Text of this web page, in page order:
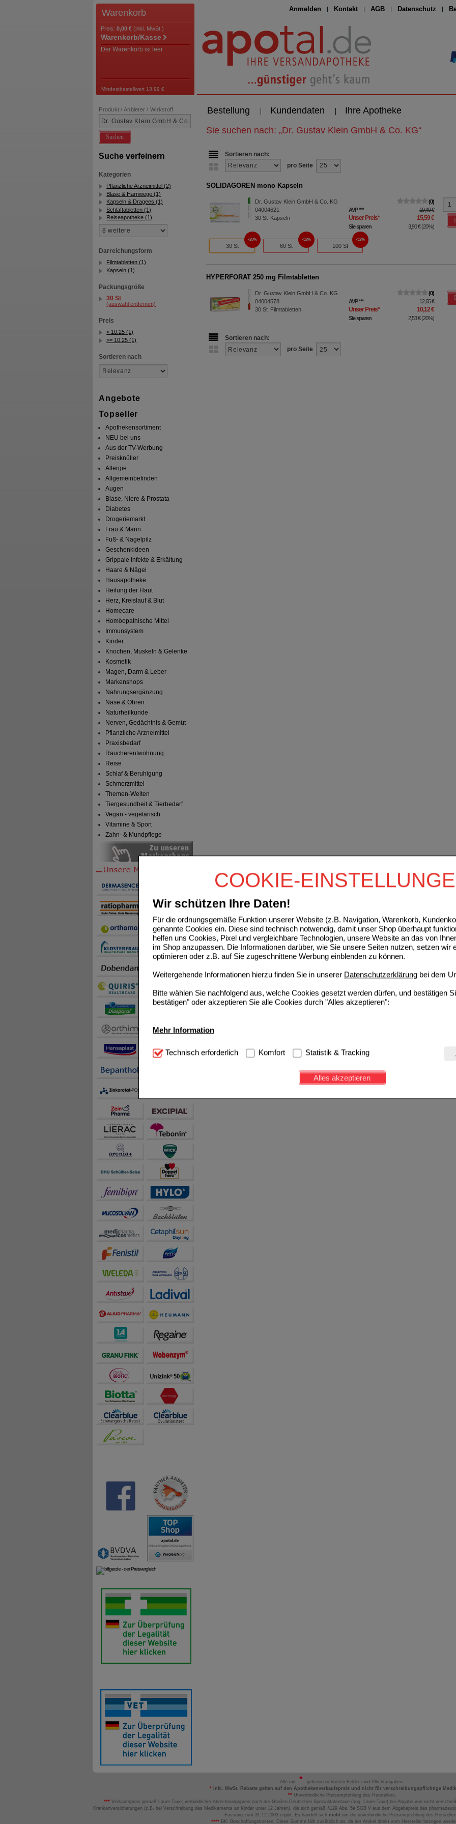
COOKIE-
Wir schützen Ihre Daten!
Für die ordnungsgemäße Funktion unserer Website (z.B. Navigation, Warenkorb,
genannte Cookies ein. Diese sind technisch notwendig, damit unser Shop überhaupt
helfen uns Cookies, Pixel und vergleichbare Technologien, unsere Website an das von
im Shop anzupassen. Die Informationen darüber, wie Sie unsere Seiten nutzen, setzen wir
optimieren oder z.B. auf Sie zugeschnittene Werbung einblenden zu können.
Weitergehende Informationen hierzu finden Sie in unserer Datenschutzerklärung bei dem
Bitte wählen Sie nachfolgend aus, welche Cookies gesetzt werden dürfen, und bestätigen
bestätigen" oder akzeptieren Sie alle Cookies durch "Alles akzeptieren":
Mehr Information
Technisch Notwendig: Hierbei handelt es sich um Cookies, die für die Grundfunktionen
notwendig sind (z.B. Navigation, Warenkorb, Kundenkonto), weshalb auf diese nicht
Diese Cookies werden genutzt um das Einkaufserlebnis noch ansprechender zu
beispielsweise für die Wiedererkennung des Besuchers oder unsere Seite an bevorzugte
Statistik & Tracking:
sammeln, mit deren Hilfe wir unsere Website weiter für Sie optimieren können, den Inhalt
teilweise an Dritte wie z.B. Google oder soziale Medien übertragen werden.
Technisch erforderlich Komfort Statistik & Tracking
Alles akzeptieren
Anmelden Kontakt AGB Datenschutz
Warenkorb
Preis: 0,00 € (inkl. MwSt.)
Warenkorb/Kasse
Der Warenkorb ist leer
Mindestbestellwert 13,99 €
Bestellung Kundendaten Ihre Apotheke
Produkt / Anbieter / Wirkstoff
Suchen
Suche verfeinern
Kategorien
Pflanzliche Arzneimittel (2)
Blase & Harnwege (1)
Kapseln & Dragees (1)
Schlaftabletten (1)
Reiseapotheke (1)
Darreichungsform
Filmtabletten (1)
Kapseln (1)
Packungsgröße
30 St
(auswahl entfernen)
Preis
< 10.25 (1)
>= 10.25 (1)
Sortieren nach
Angebote
Topseller
Apothekensortiment
NEU bei uns
Aus der TV-Werbung
Preisknüller
Allergie
Allgemeinbefinden
Augen
Blase, Niere & Prostata
Diabetes
Drogeriemarkt
Frau & Mann
Fuß- & Nagelpilz
Geschenkideen
Grippale Infekte & Erkältung
Haare & Nägel
Hausapotheke
Heilung der Haut
Herz, Kreislauf & Blut
Homecare
Homöopathische Mittel
Immunsystem
Kinder
Knochen, Muskeln & Gelenke
Kosmetik
Magen, Darm & Leber
Markenshops
Nahrungsergänzung
Nase & Ohren
Naturheilkunde
Nerven, Gedächtnis & Gemüt
Pflanzliche Arzneimittel
Praxisbedarf
Raucherentwöhnung
Reise
Schlaf & Beruhigung
Schmerzmittel
Themen-Welten
Tiergesundheit & Tierbedarf
Vegan - vegetarisch
Vitamine & Sport
Zahn- & Mundpflege
Sie suchen nach: „Dr. Gustav Klein GmbH & Co. KG“
Sortieren nach:
pro Seite
SOLIDAGOREN mono Kapseln
Dr. Gustav Klein GmbH & Co. KG
04004621
30St Kapseln
0
AVP*** 19,49 €
Unser Preis* 15,59 €
Sie sparen 3,90 €(20%)
30 St
20%
60 St
32%
100 St
32%
HYPERFORAT 250 mg Filmtabletten
Dr. Gustav Klein GmbH & Co. KG
04004578
30St Filmtabletten
0
AVP*** 12,65 €
Unser Preis* 10,12 €
Sie sparen 2,53 €(20%)
Sortieren nach:
pro Seite
Alle mit
gekennzeichneten Felder sind Pflichtangaben.
* inkl. MwSt. Rabatte gelten auf den Apothekenverkaufspreis und nicht für verschreibungspflichtige
**Unverbindliche Preisempfehlung des Herstellers.
*** Verkaufspreis gemäß Lauer-Taxe; verbindlicher Abrechnungspreis nach der Großen Deutschen Spezialitätentaxe (sog. Lauer-Taxe) bei Abgabe von nicht
Krankenversicherungen (z.B. bei Verschreibung des Medikaments an Kinder unter 12 Jahren), die sich gemäß §129 Abs. 5a SGB V aus dem Abgabepreis des
Fassung zum 31.12.2003 ergibt. Es handelt sich nicht um die unverbindliche Preisempfehlung des
**** BK: Beschaffungskosten. Diese Summe fällt zusätzlich an, da der Artikel direkt vom Hersteller bezogen